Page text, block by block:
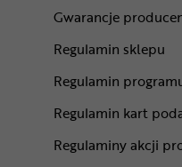
Gwarancje
Regulamin sklepu
Regulamin
Regulamin kart
Regulaminy akcji